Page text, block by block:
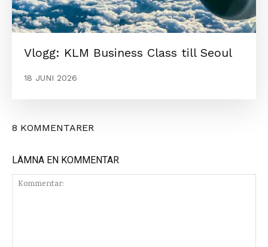
Vlogg: KLM Business Class till Seoul
18 JUNI 2026
8 KOMMENTARER
LÄMNA EN KOMMENTAR